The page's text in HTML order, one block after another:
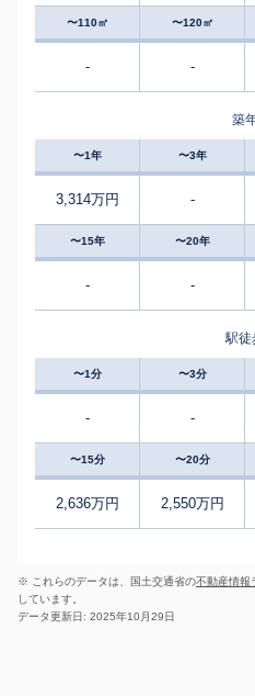
〜110㎡ 〜120㎡
- -
築
〜1年 〜3年
3,314万円 -
〜15年 〜20年
- -
駅徒
〜1分 〜3分
- -
〜15分 〜20分
2,636万円 2,550万円
※ これらのデータは、国土交通省の不動産情報
しています。
データ更新日: 2025年10月29日